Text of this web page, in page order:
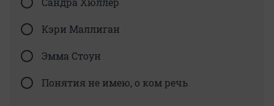
Кэри Маллиган
Эмма Стоун
Понятия не имею, о ком речь